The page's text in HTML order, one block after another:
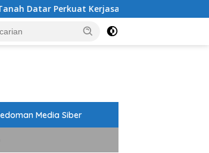
Antar Daerah
Media Siber